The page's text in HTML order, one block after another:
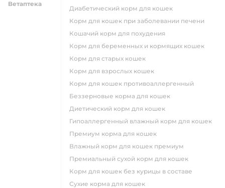
Ветаптека
диабетический корм для кошек
корм для кошек при заболевании печени
кошачий корм для похудения
корм для беременных и кормящих кошек
корм для старых кошек
корм для взрослых кошек
корм для кошек противоаллергенный
беззерновые корма для кошек
диетический корм для кошек
гипоаллергенный влажный корм для кошек
премиум корма для кошек
влажный корм для кошек премиум
премиальный сухой корм для кошек
корм для кошек без курицы в составе
сухие корма для кошек